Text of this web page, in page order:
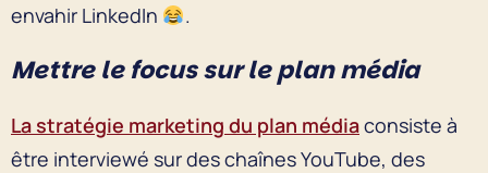
envahir LinkedIn
.
Mettre le focus sur le plan média
La stratégie marketing du plan médiaconsiste à
être interviewé sur des chaînes YouTube, des